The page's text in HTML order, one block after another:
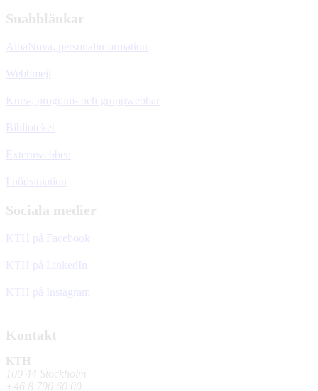
Snabblänkar
AlbaNova, personalinformation
Webbmejl
Kurs-, program- och gruppwebbar
Biblioteket
Externwebben
I nödsituation
Sociala medier
KTH på Facebook
KTH på LinkedIn
KTH på Instagram
Kontakt
KTH
100 44 Stockholm
+46 8 790 60 00